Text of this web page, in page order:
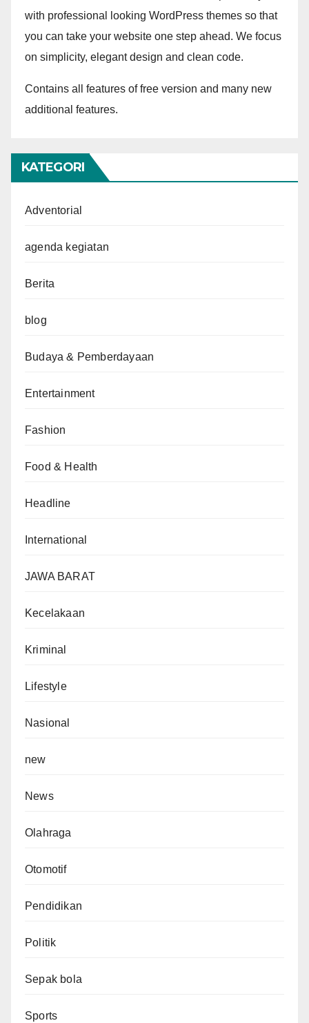
with professional looking WordPress themes so that
you can take your website one step ahead. We focus
on simplicity, elegant design and clean code.
Contains all features of free version and many new
additional features.
KATEGORI
Adventorial
agenda kegiatan
Berita
blog
Budaya & Pemberdayaan
Entertainment
Fashion
Food & Health
Headline
International
JAWA BARAT
Kecelakaan
Kriminal
Lifestyle
Nasional
new
News
Olahraga
Otomotif
Pendidikan
Politik
Sepak bola
Sports